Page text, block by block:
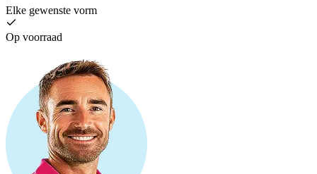
Elke gewenste vorm
Op voorraad